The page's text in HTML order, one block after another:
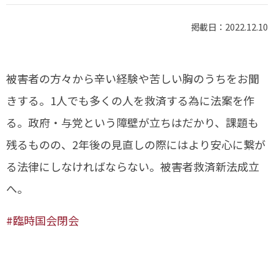
掲載日：2022.12.10
被害者の方々から辛い経験や苦しい胸のうちをお聞
きする。1人でも多くの人を救済する為に法案を作
る。政府・与党という障壁が立ちはだかり、課題も
残るものの、2年後の見直しの際にはより安心に繋が
る法律にしなければならない。被害者救済新法成立
へ。
#臨時国会閉会